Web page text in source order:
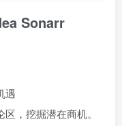
Sonarr
遇
，挖掘潜在商机。